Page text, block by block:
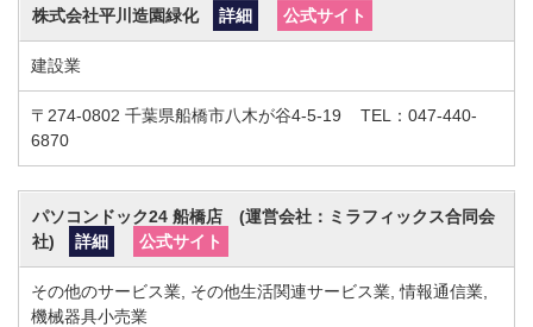
株式会社平川造園緑化 詳細 公式サイト
建設業
〒274-0802 千葉県船橋市八木が谷4-5-19 TEL：047-440-
6870
パソコンドック24 船橋店 (運営会社：ミラフィックス合同会
社)
詳細 公式サイト
その他のサービス業, その他生活関連サービス業, 情報通信業,
機械器具小売業